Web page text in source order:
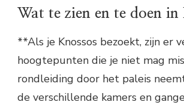
Wat te zien en te doen in
**Als je Knossos bezoekt, zijn er
hoogtepunten die je niet mag
rondleiding door het paleis
de verschillende kamers en